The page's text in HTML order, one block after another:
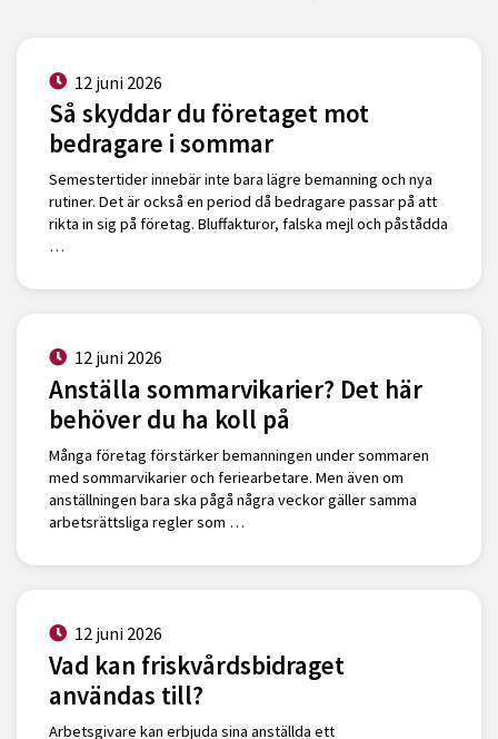
12 juni 2026
Så skyddar du företaget mot
bedragare i sommar
Semestertider innebär inte bara lägre bemanning och nya
rutiner. Det är också en period då bedragare passar på att
rikta in sig på företag. Bluffakturor, falska mejl och påstådda
…
12 juni 2026
Anställa sommarvikarier? Det här
behöver du ha koll på
Många företag förstärker bemanningen under sommaren
med sommarvikarier och feriearbetare. Men även om
anställningen bara ska pågå några veckor gäller samma
arbetsrättsliga regler som …
12 juni 2026
Vad kan friskvårdsbidraget
användas till?
Arbetsgivare kan erbjuda sina anställda ett